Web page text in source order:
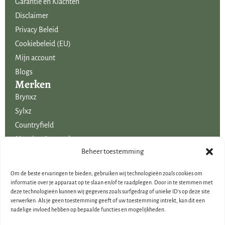
Beheer toestemming
Om de beste ervaringen te bieden, gebruiken wij technologieën zoals cookies om
informatie over je apparaat op te slaan en/of te raadplegen. Door in te stemmen met
deze technologieën kunnen wij gegevens zoals surfgedrag of unieke ID's op deze site
verwerken. Als je geen toestemming geeft of uw toestemming intrekt, kan dit een
nadelige invloed hebben op bepaalde functies en mogelijkheden.
Garantie en Klachten
Disclaimer
Privacy Beleid
Cookiebeleid (EU)
Mijn account
Blogs
Merken
Brynxz
Sylxz
Countryfield
Mansion Atmosphere
Uitgelicht voor jou!
Voordelige boeketten kunstbloemen
Woondecoraties
Cadeau-artikelen